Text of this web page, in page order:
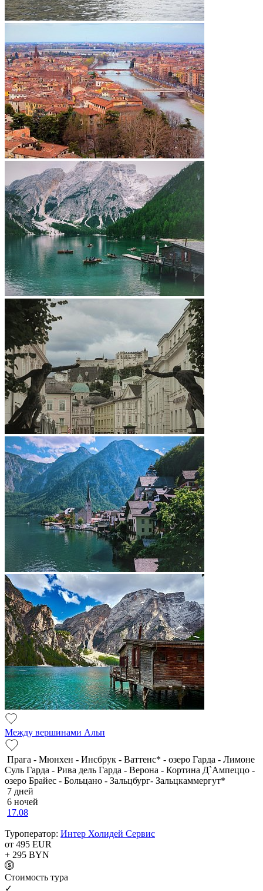
Между вершинами Альп
Прага - Мюнхен - Инсбрук - Ваттенс* - озеро Гарда - Лимоне
Суль Гарда - Рива дель Гарда - Верона - Кортина Д`Ампеццо -
озеро Брайес - Больцано - Зальцбург- Зальцкаммергут*
7 дней
6 ночей
17.08
Туроператор: Интер Холидей Сервис
от 495 EUR
+ 295 BYN
Cтоимость тура
✓